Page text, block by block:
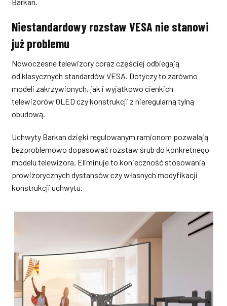
Niestandardowy rozstaw VESA nie stanowi
już problemu
Nowoczesne telewizory coraz częściej odbiegają
od klasycznych standardów VESA. Dotyczy to zarówno
modeli zakrzywionych, jak i wyjątkowo cienkich
telewizorów OLED czy konstrukcji z nieregularną tylną
obudową.
Uchwyty Barkan dzięki regulowanym ramionom pozwalają
bezproblemowo dopasować rozstaw śrub do konkretnego
modelu telewizora. Eliminuje to konieczność stosowania
prowizorycznych dystansów czy własnych modyfikacji
konstrukcji uchwytu.